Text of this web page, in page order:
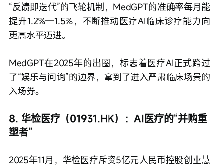
“反馈即迭代”的飞轮机制，MedGPT的准确率每月能
提升1.2%—1.5%，不断推动医疗AI临床诊疗能力向
更高水平迈进。
MedGPT在2025年的出圈，标志着医疗AI正式跨过
了“娱乐与问询”的边界，拿到了进入严肃临床场景的
入场券。
8. 华检医疗（01931.HK）：AI医疗的“并购重
塑者”
2025年11月，华检医疗斥资5亿元人民币控股创业慧